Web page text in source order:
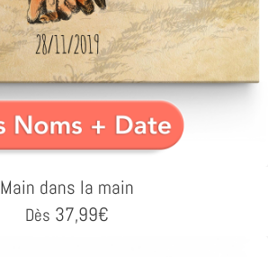
Main dans la main
Dès 37,99€